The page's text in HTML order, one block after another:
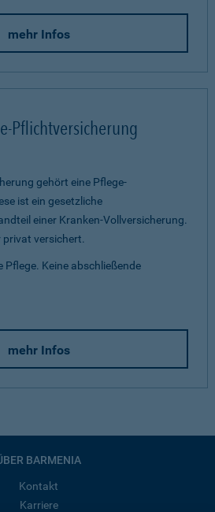
mehr Infos
Pflichtversicherung
gehört eine Pflege-
ist ein gesetzliche
einer Kranken-Vollversicherung.
privat versichert.
Pflege. Keine abschließende
mehr Infos
BARMENIA
Kontakt
Karriere